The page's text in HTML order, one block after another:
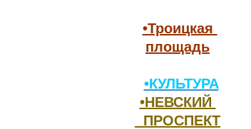
•Троицкая
площадь
•КУЛЬТУРА
•НЕВСКИЙ
  ПРОСПЕКТ